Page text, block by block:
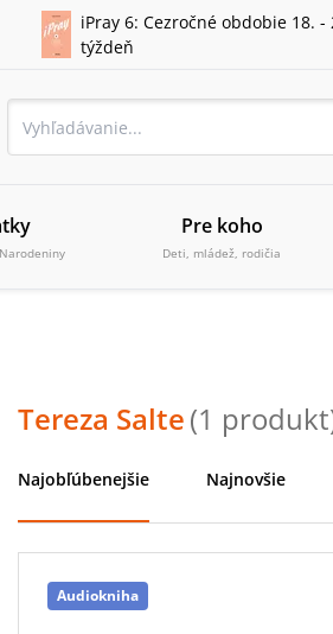
iPray 6: Cezročné obdobie 18. -
týždeň
Pre koho
Deti, mládež, rodičia
Tereza Salte(1 produkt
Najobľúbenejšie Najnovšie
Audiokniha